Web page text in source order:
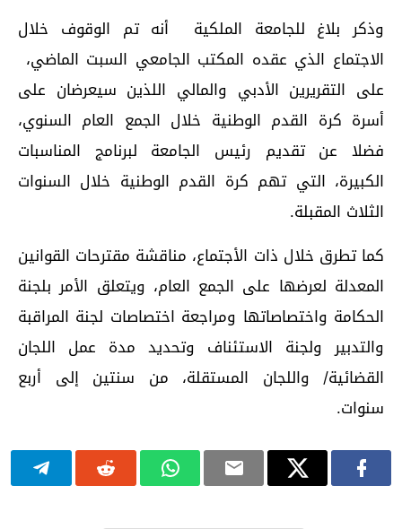
وذكر بلاغ للجامعة الملكية أنه تم الوقوف خلال
الاجتماع الذي عقده المكتب الجامعي السبت الماضي،
على التقريرين الأدبي والمالي اللذين سيعرضان على
أسرة كرة القدم الوطنية خلال الجمع العام السنوي،
فضلا عن تقديم رئيس الجامعة لبرنامج المناسبات
الكبيرة، التي تهم كرة القدم الوطنية خلال السنوات
الثلاث المقبلة.
كما تطرق خلال ذات الأجتماع، مناقشة مقترحات القوانين
المعدلة لعرضها على الجمع العام، ويتعلق الأمر بلجنة
الحكامة واختصاصاتها ومراجعة اختصاصات لجنة المراقبة
والتدبير ولجنة الاستئناف وتحديد مدة عمل اللجان
القضائية/ واللجان المستقلة، من سنتين إلى أربع
سنوات.